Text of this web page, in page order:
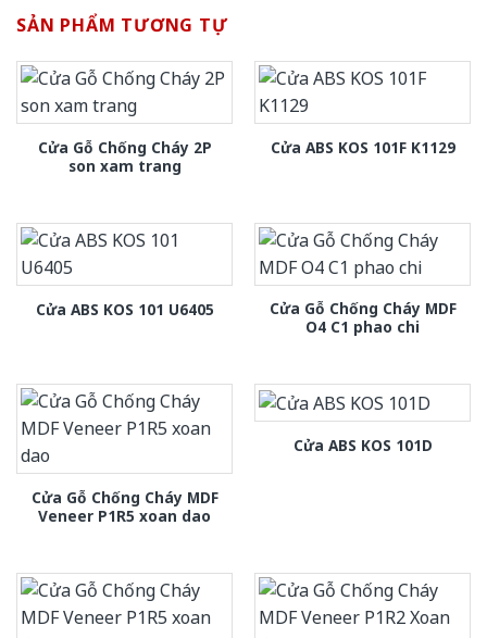
SẢN PHẨM TƯƠNG TỰ
Cửa Gỗ Chống Cháy 2P
son xam trang
Cửa ABS KOS 101F K1129
Cửa ABS KOS 101 U6405
Cửa Gỗ Chống Cháy MDF
O4 C1 phao chi
Cửa Gỗ Chống Cháy MDF
Veneer P1R5 xoan dao
Cửa ABS KOS 101D